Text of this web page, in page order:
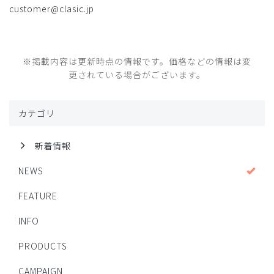
customer@clasic.jp
※掲載内容は更新時点の情報です。価格などの情報は変
更されている場合がございます。
カテゴリ
新着情報
NEWS
FEATURE
INFO
PRODUCTS
CAMPAIGN